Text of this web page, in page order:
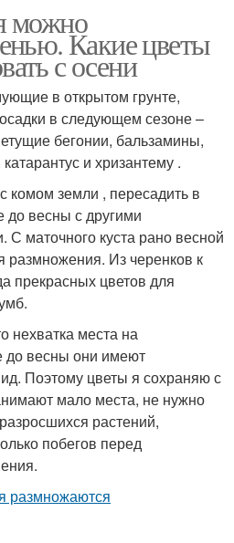
можно
Какие цветы
с осени
в открытом грунте,
в следующем сезоне –
бегонии, бальзамины,
и хризантему .
комом земли , пересадить в
до весны с другими
маточного куста рано весной
размножения. Из черенков к
прекрасных цветов для
нехватка места на
до весны они имеют
Поэтому цветы я сохраняю с
мало места, не нужно
растений,
побегов перед